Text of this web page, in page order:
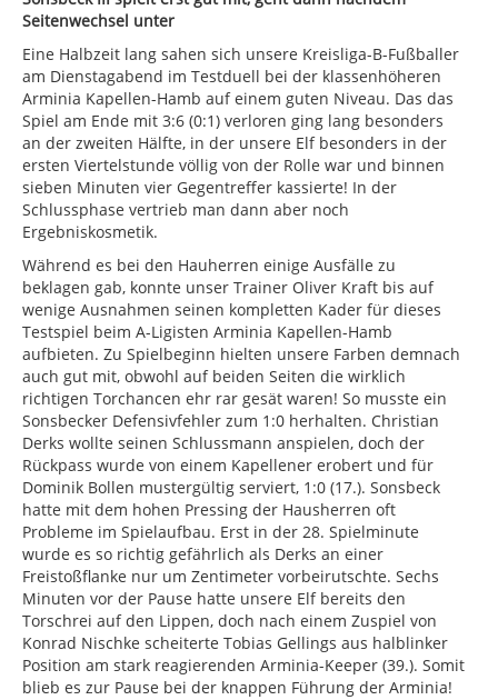
Seitenwechsel unter
Eine Halbzeit lang sahen sich unsere Kreisliga-B-Fußballer
am Dienstagabend im Testduell bei der klassenhöheren
Arminia Kapellen-Hamb auf einem guten Niveau. Das das
Spiel am Ende mit 3:6 (0:1) verloren ging lang besonders
an der zweiten Hälfte, in der unsere Elf besonders in der
ersten Viertelstunde völlig von der Rolle war und binnen
sieben Minuten vier Gegentreffer kassierte! In der
Schlussphase vertrieb man dann aber noch
Ergebniskosmetik.
Während es bei den Hauherren einige Ausfälle zu
beklagen gab, konnte unser Trainer Oliver Kraft bis auf
wenige Ausnahmen seinen kompletten Kader für dieses
Testspiel beim A-Ligisten Arminia Kapellen-Hamb
aufbieten. Zu Spielbeginn hielten unsere Farben demnach
auch gut mit, obwohl auf beiden Seiten die wirklich
richtigen Torchancen ehr rar gesät waren! So musste ein
Sonsbecker Defensivfehler zum 1:0 herhalten. Christian
Derks wollte seinen Schlussmann anspielen, doch der
Rückpass wurde von einem Kapellener erobert und für
Dominik Bollen mustergültig serviert, 1:0 (17.). Sonsbeck
hatte mit dem hohen Pressing der Hausherren oft
Probleme im Spielaufbau. Erst in der 28. Spielminute
wurde es so richtig gefährlich als Derks an einer
Freistoßflanke nur um Zentimeter vorbeirutschte. Sechs
Minuten vor der Pause hatte unsere Elf bereits den
Torschrei auf den Lippen, doch nach einem Zuspiel von
Konrad Nischke scheiterte Tobias Gellings aus halblinker
Position am stark reagierenden Arminia-Keeper (39.). Somit
blieb es zur Pause bei der knappen Führung der Arminia!